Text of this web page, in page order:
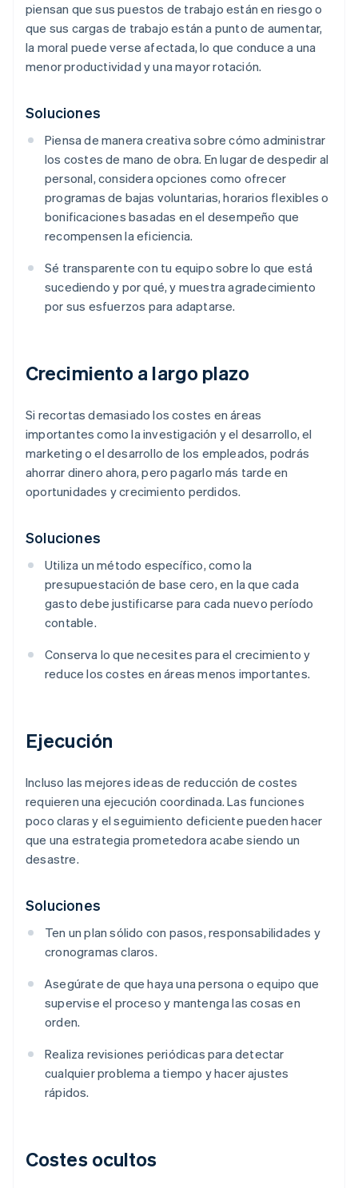
piensan que sus puestos de trabajo están en riesgo o
que sus cargas de trabajo están a punto de aumentar,
la moral puede verse afectada, lo que conduce a una
menor productividad y una mayor rotación.
Soluciones
Piensa de manera creativa sobre cómo administrar
los costes de mano de obra. En lugar de despedir al
personal, considera opciones como ofrecer
programas de bajas voluntarias, horarios flexibles o
bonificaciones basadas en el desempeño que
recompensen la eficiencia.
Sé transparente con tu equipo sobre lo que está
sucediendo y por qué, y muestra agradecimiento
por sus esfuerzos para adaptarse.
Crecimiento a largo plazo
Si recortas demasiado los costes en áreas
importantes como la investigación y el desarrollo, el
marketing o el desarrollo de los empleados, podrás
ahorrar dinero ahora, pero pagarlo más tarde en
oportunidades y crecimiento perdidos.
Soluciones
Utiliza un método específico, como la
presupuestación de base cero, en la que cada
gasto debe justificarse para cada nuevo período
contable.
Conserva lo que necesites para el crecimiento y
reduce los costes en áreas menos importantes.
Ejecución
Incluso las mejores ideas de reducción de costes
requieren una ejecución coordinada. Las funciones
poco claras y el seguimiento deficiente pueden hacer
que una estrategia prometedora acabe siendo un
desastre.
Soluciones
Ten un plan sólido con pasos, responsabilidades y
cronogramas claros.
Asegúrate de que haya una persona o equipo que
supervise el proceso y mantenga las cosas en
orden.
Realiza revisiones periódicas para detectar
cualquier problema a tiempo y hacer ajustes
rápidos.
Costes ocultos